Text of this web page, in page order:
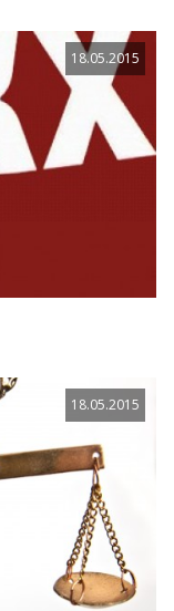
18.05.2015
18.05.2015